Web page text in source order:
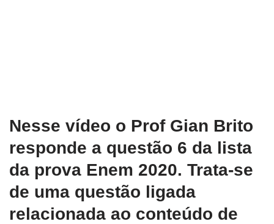
Nesse vídeo o Prof Gian Brito
responde a questão 6 da lista
da prova Enem 2020. Trata-se
de uma questão ligada
relacionada ao conteúdo de